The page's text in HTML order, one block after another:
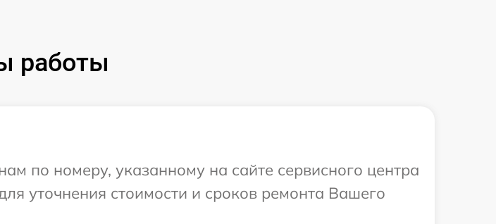
работы
по номеру, указанному на сайте сервисного центра
уточнения стоимости и сроков ремонта Вашего